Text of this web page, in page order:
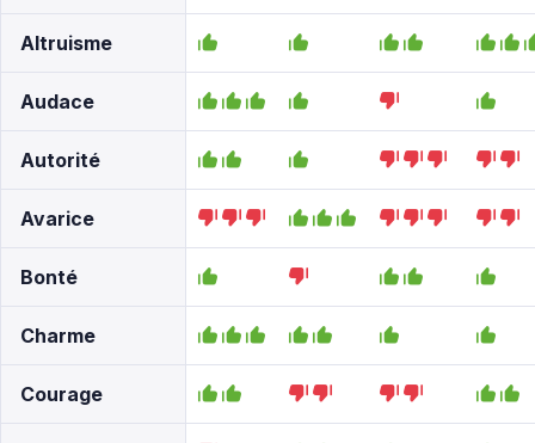
Altruisme
Audace
Autorité
Avarice
Bonté
Charme
Courage